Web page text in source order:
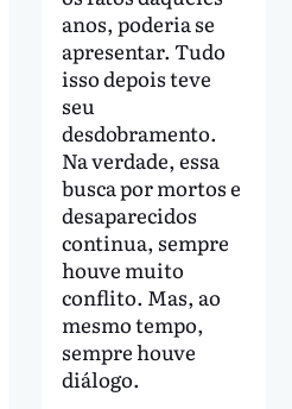
anos, poderia se
apresentar. Tudo
isso depois teve
seu
desdobramento.
Na verdade, essa
busca por mortos e
desaparecidos
continua, sempre
houve muito
conflito. Mas, ao
mesmo tempo,
sempre houve
diálogo.